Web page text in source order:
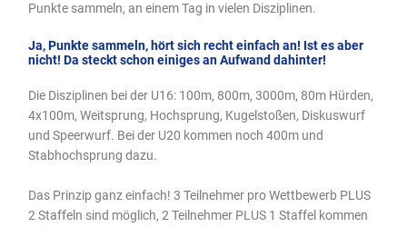
Punkte sammeln, an einem Tag in vielen Disziplinen.
Ja, Punkte sammeln, hört sich recht einfach an! Ist es aber
nicht! Da steckt schon einiges an Aufwand dahinter!
Die Disziplinen bei der U16: 100m, 800m, 3000m, 80m Hürden,
4x100m, Weitsprung, Hochsprung, Kugelstoßen, Diskuswurf
und Speerwurf. Bei der U20 kommen noch 400m und
Stabhochsprung dazu.
Das Prinzip ganz einfach! 3 Teilnehmer pro Wettbewerb PLUS
2 Staffeln sind möglich, 2 Teilnehmer PLUS 1 Staffel kommen